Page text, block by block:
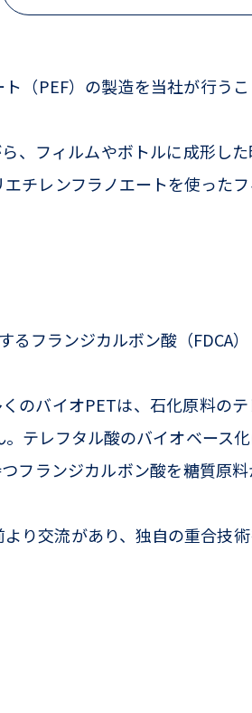
（PEF）の製造を当社が行う
、フィルムやボトルに成形した
チレンフラノエートを使った
フランジカルボン酸（FDCA
のバイオPETは、石化原料の
テレフタル酸のバイオベース化
フランジカルボン酸を糖質原
り交流があり、独自の重合技術